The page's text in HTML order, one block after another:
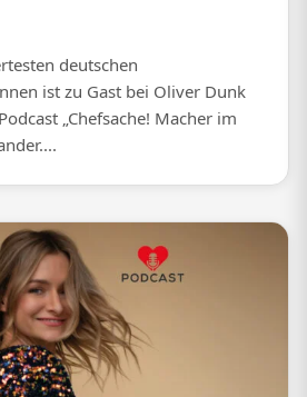
deutschen
ist zu Gast bei Oliver Dunk
„Chefsache! Macher im